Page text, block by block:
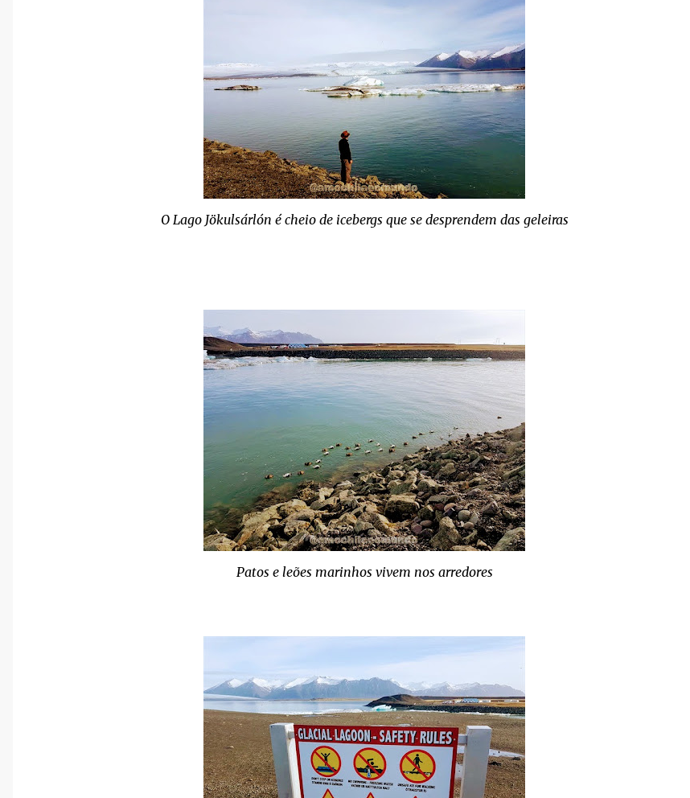
O Lago Jökulsárlón é cheio de icebergs que se desprendem das geleiras
Patos e leões marinhos vivem nos arredores